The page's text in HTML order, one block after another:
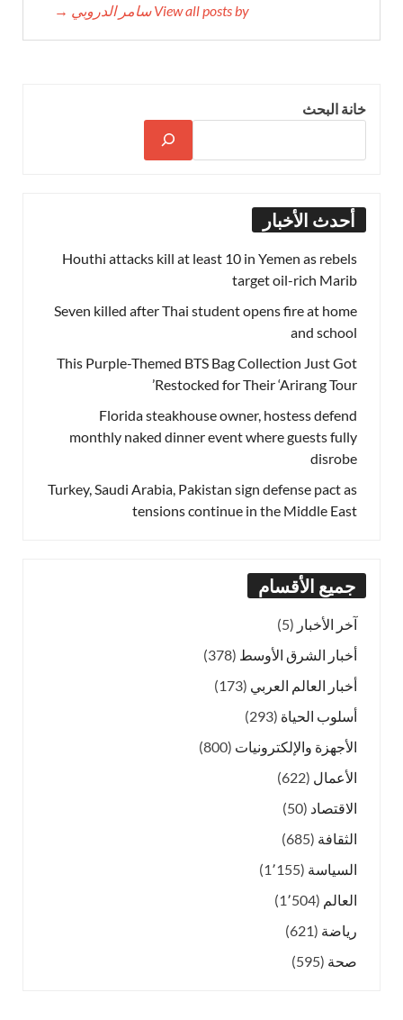
View all posts by سامر الدروبي →
خانة البحث
أحدث الأخبار
Houthi attacks kill at least 10 in Yemen as rebels
target oil-rich Marib
Seven killed after Thai student opens fire at home
and school
This Purple-Themed BTS Bag Collection Just Got
Restocked for Their ‘Arirang Tour’
Florida steakhouse owner, hostess defend
monthly naked dinner event where guests fully
disrobe
Turkey, Saudi Arabia, Pakistan sign defense pact as
tensions continue in the Middle East
جميع الأقسام
آخر الأخبار (5)
أخبار الشرق الأوسط (378)
أخبار العالم العربي (173)
أسلوب الحياة (293)
الأجهزة والإلكترونيات (800)
الأعمال (622)
الاقتصاد (50)
الثقافة (685)
السياسة (1٬155)
العالم (1٬504)
رياضة (621)
صحة (595)